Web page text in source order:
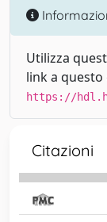
Utilizza
link a
https://
Citazioni